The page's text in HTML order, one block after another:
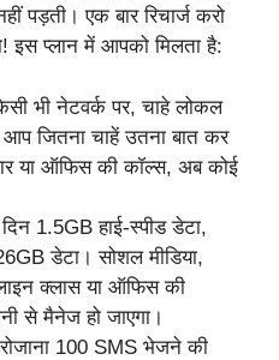
पड़ती। एक बार रिचार्ज करो
इस प्लान में आपको मिलता है:
भी नेटवर्क पर, चाहे लोकल
आप जितना चाहें उतना बात कर
या ऑफिस की कॉल्स, अब कोई
1.5GB हाई-स्पीड डेटा,
डेटा। सोशल मीडिया,
क्लास या ऑफिस की
से मैनेज हो जाएगा।
100 SMS भेजने की